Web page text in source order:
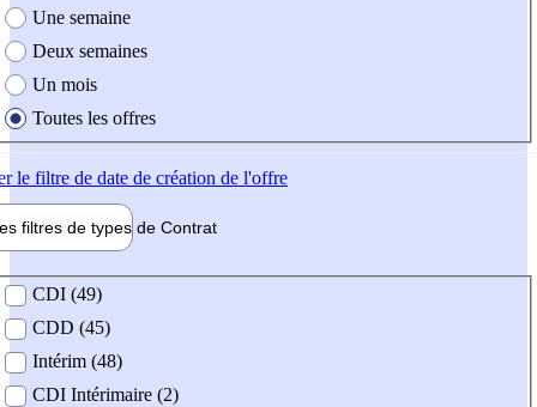
Une semaine
Deux semaines
Un mois
Toutes les offres
le filtre de date de création de l'offre
filtres de types de Contrat
contrat
CDI (49)
CDD (45)
Intérim (48)
CDI Intérimaire (2)